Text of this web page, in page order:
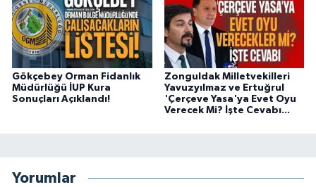
Gökçebey Orman Fidanlık
Müdürlüğü İUP Kura
Sonuçları Açıklandı!
Zonguldak Milletvekilleri
Yavuzyılmaz ve Ertuğrul
'Çerçeve Yasa'ya Evet Oyu
Verecek Mi? İşte Cevabı...
Yorumlar